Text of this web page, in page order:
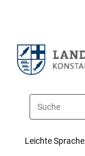
Leichte Sprache